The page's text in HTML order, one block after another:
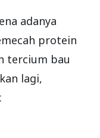
adanya
protein
tercium bau
lagi,